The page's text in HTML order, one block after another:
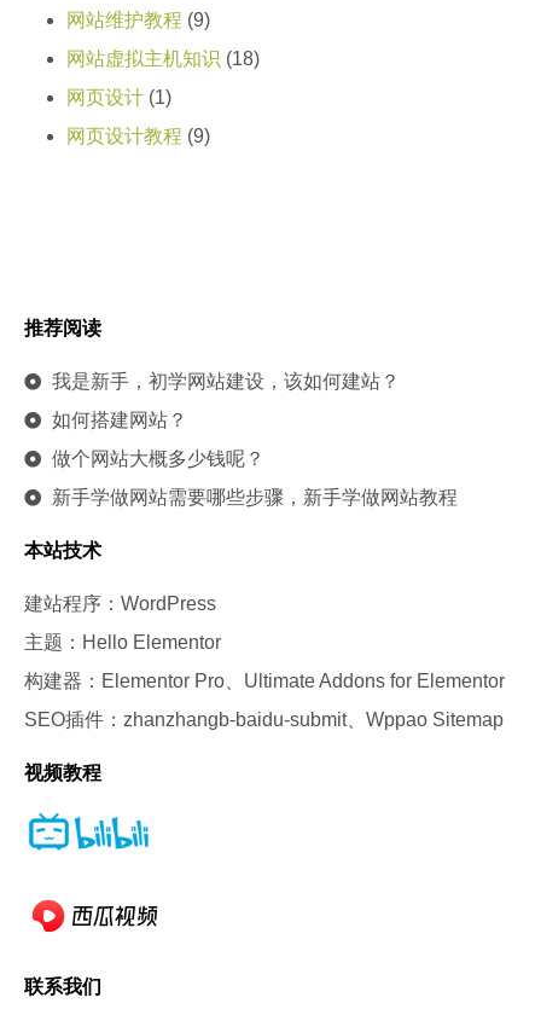
网站维护教程 (9)
网站虚拟主机知识 (18)
网页设计 (1)
网页设计教程 (9)
推荐阅读
我是新手，初学网站建设，该如何建站？
如何搭建网站？
做个网站大概多少钱呢？
新手学做网站需要哪些步骤，新手学做网站教程
本站技术
建站程序：WordPress
主题：Hello Elementor
构建器：Elementor Pro、Ultimate Addons for Elementor
SEO插件：zhanzhangb-baidu-submit、Wppao Sitemap
视频教程
联系我们